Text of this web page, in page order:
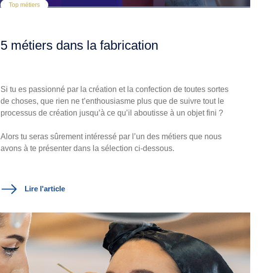
Top métiers
5 métiers dans la fabrication
Si tu es passionné par la création et la confection de toutes sortes
de choses, que rien ne t’enthousiasme plus que de suivre tout le
processus de création jusqu’à ce qu’il aboutisse à un objet fini ?
Alors tu seras sûrement intéressé par l’un des métiers que nous
avons à te présenter dans la sélection ci-dessous.
Lire l'article